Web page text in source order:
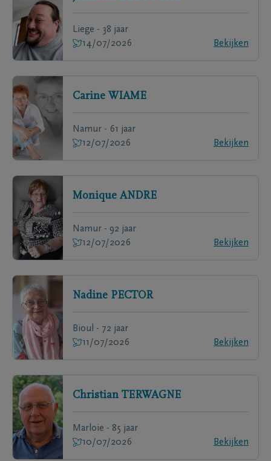
Liege - 38 jaar
14/07/2026
Bekijken
Carine WIAME
Namur - 61 jaar
12/07/2026
Bekijken
Monique ANDRE
Namur - 92 jaar
12/07/2026
Bekijken
Nadine PECTOR
Bioul - 72 jaar
11/07/2026
Bekijken
Christian TERWAGNE
Marloie - 85 jaar
10/07/2026
Bekijken